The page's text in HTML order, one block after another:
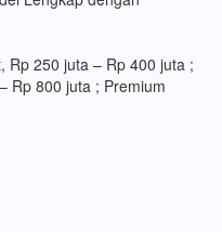
250 juta – Rp 400 juta ;
Rp 800 juta ; Premium